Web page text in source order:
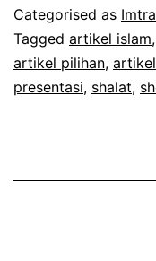
Categorised as
Tagged artikel islam,
artikel pilihan,
presentasi, shalat,